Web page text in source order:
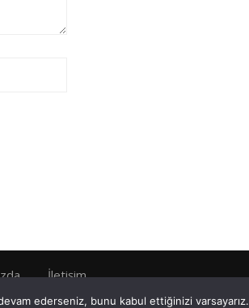
İletişim
ederseniz, bunu kabul ettiğinizi varsayarız.